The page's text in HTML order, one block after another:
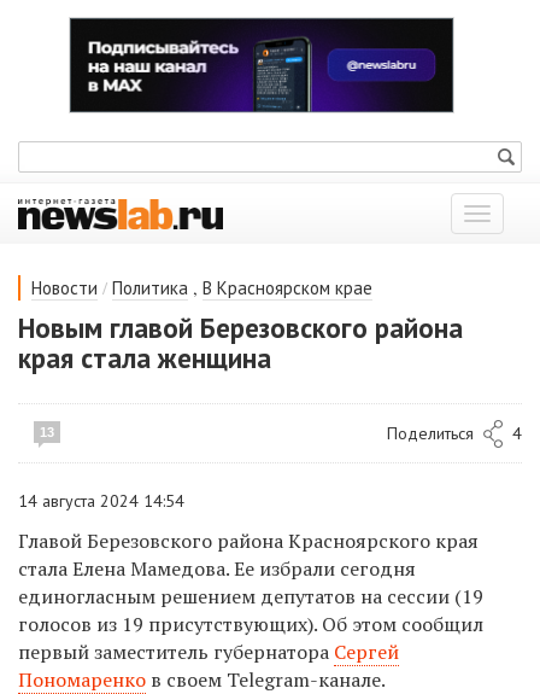
Показать
меню
Новости / Политика , В Красноярском крае
Новым главой Березовского района
края стала женщина
13 Поделиться 4
14 августа 2024 14:54
Главой Березовского района Красноярского края
стала Елена Мамедова. Ее избрали сегодня
единогласным решением депутатов на сессии (19
голосов из 19 присутствующих). Об этом сообщил
первый заместитель губернатора Сергей
Пономаренко в своем Telegram-канале.